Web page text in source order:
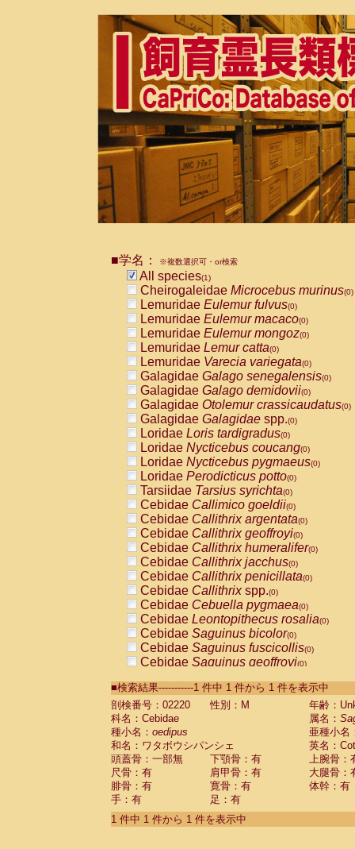
■学名： ※複数選択可・or検索
All species(1)
Cheirogaleidae Microcebus murinus(0)
Lemuridae Eulemur fulvus(0)
Lemuridae Eulemur macaco(0)
Lemuridae Eulemur mongoz(0)
Lemuridae Lemur catta(0)
Lemuridae Varecia variegata(0)
Galagidae Galago senegalensis(0)
Galagidae Galago demidovii(0)
Galagidae Otolemur crassicaudatus(0)
Galagidae Galagidae spp.(0)
Loridae Loris tardigradus(0)
Loridae Nycticebus coucang(0)
Loridae Nycticebus pygmaeus(0)
Loridae Perodicticus potto(0)
Tarsiidae Tarsius syrichta(0)
Cebidae Callimico goeldii(0)
Cebidae Callithrix argentata(0)
Cebidae Callithrix geoffroyi(0)
Cebidae Callithrix humeralifer(0)
Cebidae Callithrix jacchus(0)
Cebidae Callithrix penicillata(0)
Cebidae Callithrixspp.(0)
Cebidae Cebuella pygmaea(0)
Cebidae Leontopithecus rosalia(0)
Cebidae Saguinus bicolor(0)
Cebidae Saguinus fuscicollis(0)
Cebidae Saguinus geoffroyi(0)
CebidaeSaguinus labiatus(0)
Cebidae Saguinus leucopus (0)
Cebidae
Cebidae
CebidaeSaguinus nigricollis (0)
Cebidae Saguinus oedipus
Cebidae Saguinus weddelli
Cebidae Saguinusspp.
Cebidae Aotus trivirgatus
Cebidae Cebus albifrons
■検索結果-----------1 件中 1 件から 1 件を表示中
剖検番号：02220
性別：M
年齢：
科名：Cebidae
属名：
種小名： oedipus
亜種小名
和名：ワタボウシパンシェ
英名：
頭蓋骨：一部無
下顎骨：有
上腕骨：
尺骨：有
肩甲骨：有
大腿骨：
腓骨：有
寛骨：有
体幹：有
手：有
足：有
1 件中 1 件から 1 件を表示中